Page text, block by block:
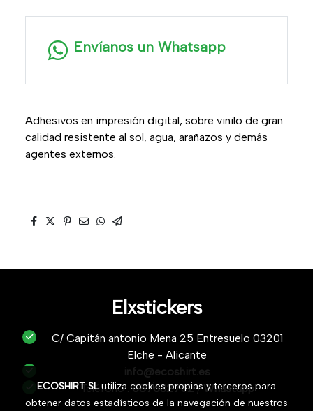
Envíanos un Whatsapp
Adhesivos en impresión digital, sobre vinilo de gran
calidad resistente al sol, agua, arañazos y demás
agentes externos.
Elxstickers
C/ Capitán antonio Mena 25 Entresuelo 03201
Elche - Alicante
info@ecoshirt.es
Teléfono :687632752/Whastapp
ECOSHIRT SLutiliza cookies propias y terceros para
obtener datos estadísticos de la navegación de nuestros